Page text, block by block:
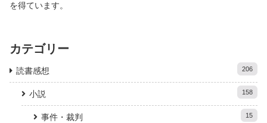
を得ています。
カテゴリー
読書感想 206
小説 158
事件・裁判 15